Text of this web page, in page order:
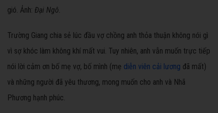
gió. Ảnh: Đại Ngô.
Trường Giang chia sẻ lúc đầu vợ chồng anh thỏa thuận không nói gì
vì sợ khóc làm không khí mất vui. Tuy nhiên, anh vẫn muốn trực tiếp
nói lời cảm ơn bố mẹ vợ, bố mình (mẹ diễn viên cải lương đã mất)
và những người đã yêu thương, mong muốn cho anh và Nhã
Phương hạnh phúc.